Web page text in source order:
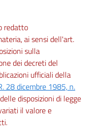
redatto
ai sensi dell'art.
sulla
dei decreti del
ufficiali della
28 dicembre 1985, n.
disposizioni di legge
il valore e